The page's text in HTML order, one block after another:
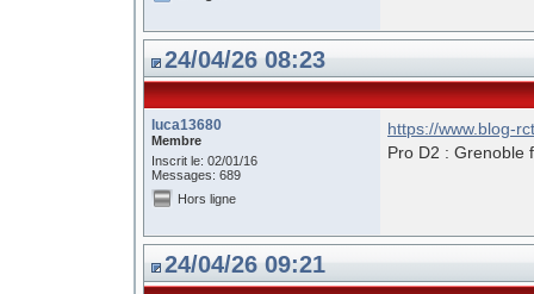
24/04/26 08:23
luca13680
Membre
Inscrit le: 02/01/16
Messages: 689
https://www.blog-
Pro D2 : Grenoble
Hors ligne
24/04/26 09:21